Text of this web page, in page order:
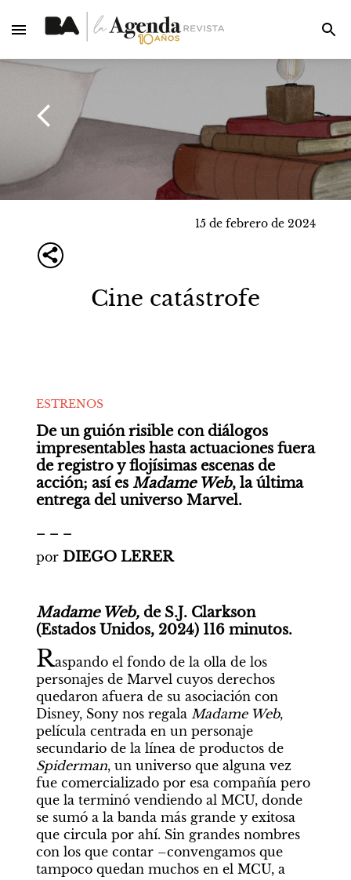
15 de febrero de 2024
Cine catástrofe
ESTRENOS
De un guión risible con diálogos
impresentables hasta actuaciones fuera
de registro y flojísimas escenas de
acción; así es Madame Web, la última
entrega del universo Marvel.
por DIEGO LERER
Madame Web, de S.J. Clarkson
(Estados Unidos, 2024) 116 minutos.
Raspando el fondo de la olla de los
personajes de Marvel cuyos derechos
quedaron afuera de su asociación con
Disney, Sony nos regala Madame Web,
película centrada en un personaje
secundario de la línea de productos de
Spiderman, un universo que alguna vez
fue comercializado por esa compañía pero
que la terminó vendiendo al MCU, donde
se sumó a la banda más grande y exitosa
que circula por ahí. Sin grandes nombres
con los que contar –convengamos que
tampoco quedan muchos en el MCU, a